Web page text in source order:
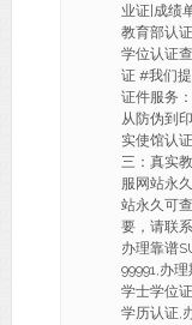
业证|成绩
教育部认
学位认证
证 #我们
证件服务
从防伪到
实使馆认
三：真实
服网站永
站永久可
要，请联
办理靠谱
99991,办
学士学位
学历认证,